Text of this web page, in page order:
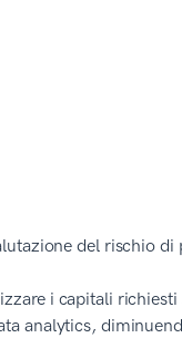
del rischio
i capitali richiesti
analytics,